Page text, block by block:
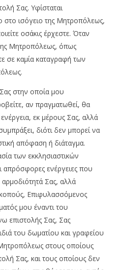
Σας. Υφίσταται
στο ισόγειο της Μητροπόλεως,
οσάκις έρχεστε. Όταν
Μητροπόλεως, όπως
σε καμία καταγραφή των
στην οποία μου
αν πραγματωθεί, θα
εκ μέρους Σας, αλλά
διότι δεν μπορεί να
απόφαση ή διάταγμα.
των εκκλησιαστικών
απρόσφορες ενέργειες που
Σας, αλλά
Επιφυλασσόμενος
μου έναντι του
επιστολής Σας, Σας
του δωματίου και γραφείου
στους οποίους
Σας, και τους οποίους δεν